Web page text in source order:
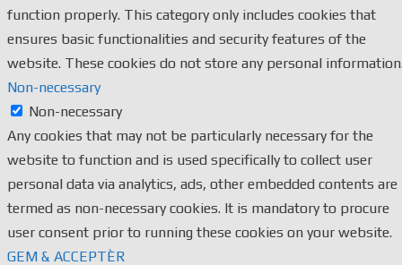
function properly. This category only includes cookies that
ensures basic functionalities and security features of the
website. These cookies do not store any personal
Non-necessary
Non-necessary
Any cookies that may not be particularly necessary for the
website to function and is used specifically to collect user
personal data via analytics, ads, other embedded contents are
termed as non-necessary cookies. It is mandatory to procure
user consent prior to running these cookies on your website.
GEM & ACCEPTÈR